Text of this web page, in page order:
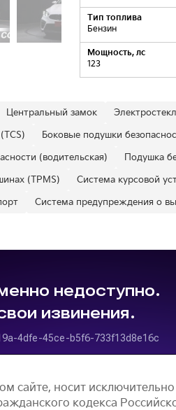
Тип топлива
Бензин
Мощность, лс
123
Центральный замок
Боковые подушки
(водительская)
Подушка
(TPMS) Система курсовой
Система предупреждения о
сайте, носит
кодекса